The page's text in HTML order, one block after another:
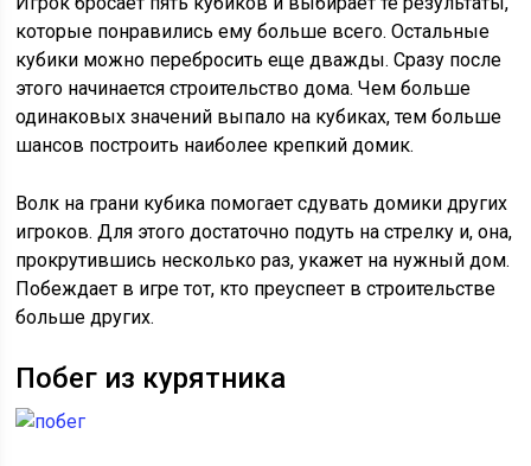
которые понравились ему больше всего. Остальные
кубики можно перебросить еще дважды. Сразу после
этого начинается строительство дома. Чем больше
одинаковых значений выпало на кубиках, тем больше
шансов построить наиболее крепкий домик.
Волк на грани кубика помогает сдувать домики других
игроков. Для этого достаточно подуть на стрелку и, она,
прокрутившись несколько раз, укажет на нужный дом.
Побеждает в игре тот, кто преуспеет в строительстве
больше других.
Побег из курятника